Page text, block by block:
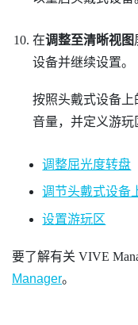
在调整至清晰视图
设备并继续设置。
按照头戴式设备上
音量，并定义游玩
调整屈光度转盘
调节头戴式设备
设置游玩区
要了解有关 VIVE
Manager。